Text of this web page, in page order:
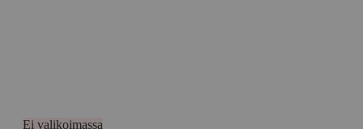
Ei valikoimassa